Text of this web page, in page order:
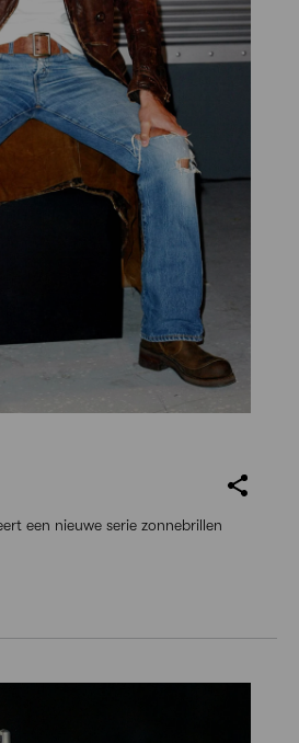
een nieuwe serie zonnebrillen